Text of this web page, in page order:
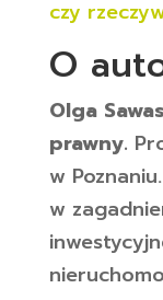
czy
O
Olga
prawny.
w
w